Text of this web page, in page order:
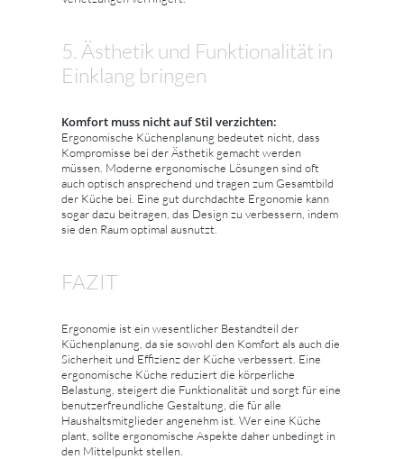
5. Ästhetik und Funktionalität in
Einklang bringen
Komfort muss nicht auf Stil verzichten:
Ergonomische Küchenplanung bedeutet nicht, dass
Kompromisse bei der Ästhetik gemacht werden
müssen. Moderne ergonomische Lösungen sind oft
auch optisch ansprechend und tragen zum Gesamtbild
der Küche bei. Eine gut durchdachte Ergonomie kann
sogar dazu beitragen, das Design zu verbessern, indem
sie den Raum optimal ausnutzt.
FAZIT
Ergonomie ist ein wesentlicher Bestandteil der
Küchenplanung, da sie sowohl den Komfort als auch die
Sicherheit und Effizienz der Küche verbessert. Eine
ergonomische Küche reduziert die körperliche
Belastung, steigert die Funktionalität und sorgt für eine
benutzerfreundliche Gestaltung, die für alle
Haushaltsmitglieder angenehm ist. Wer eine Küche
plant, sollte ergonomische Aspekte daher unbedingt in
den Mittelpunkt stellen.